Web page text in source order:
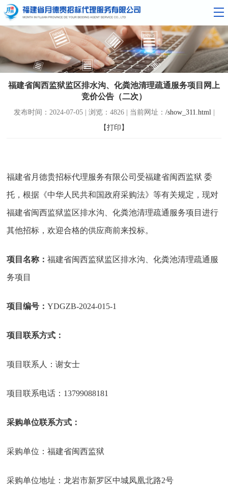
福建省闽西监狱监区排水沟、化粪池清理疏通服务项目网上
竞价公告（二次）
发布时间：2024-07-05 | 浏览：4826 | 当前网址： /show_311.html
【打印】
福建省月德贵招标代理服务有限公司受福建省闽西监狱 委
托，根据《中华人民共和国政府采购法》等有关规定，现对
福建省闽西监狱监区排水沟、化粪池清理疏通服务项目进行
其他招标，欢迎合格的供应商前来投标。
项目名称：福建省闽西监狱监区排水沟、化粪池清理疏通服
务项目
项目编号：YDGZB-2024-015-1
项目联系方式：
项目联系人：谢女士
项目联系电话： 13799088181
采购单位联系方式：
采购单位：福建省闽西监狱
采购单位地址：龙岩市新罗区中城凤凰北路2号